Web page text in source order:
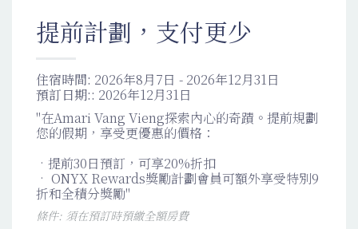
提前計劃，支付更少
住宿時間: 2026年8月7日 - 2026年12月31日
預訂日期:: 2026年12月31日
"在Amari Vang Vieng探索內心的奇蹟。提前規劃
您的假期，享受更優惠的價格：
•​提前30日預訂，可享20%折扣
•​ ONYX Rewards獎勵計劃會員可額外享受特別9
折和全積分獎勵"
條件: 須在預訂時預繳全額房費